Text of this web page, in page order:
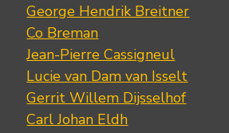
George Hendrik Breitner
Co Breman
Jean-Pierre Cassigneul
Lucie van Dam van Isselt
Gerrit Willem Dijsselhof
Carl Johan Eldh